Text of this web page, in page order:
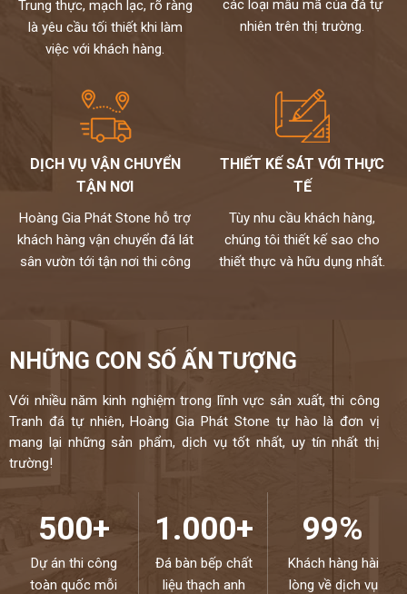
Trung thực, mạch lạc, rõ ràng
là yêu cầu tối thiết khi làm
việc với khách hàng.
các loại mẫu mã của đá tự
nhiên trên thị trường.
DỊCH VỤ VẬN CHUYỂN
TẬN NƠI
Hoàng Gia Phát Stone hỗ trợ
khách hàng vận chuyển đá lát
sân vườn tới tận nơi thi công
THIẾT KẾ SÁT VỚI THỰC
TẾ
Tùy nhu cầu khách hàng,
chúng tôi thiết kế sao cho
thiết thực và hữu dụng nhất.
NHỮNG CON SỐ ẤN TƯỢNG
Với nhiều năm kinh nghiệm trong lĩnh vực sản xuất, thi công
Tranh đá tự nhiên, Hoàng Gia Phát Stone tự hào là đơn vị
mang lại những sản phẩm, dịch vụ tốt nhất, uy tín nhất thị
trường!
500+
Dự án thi công
toàn quốc mỗi
1.000+
Đá bàn bếp chất
liệu thạch anh
99%
Khách hàng hài
lòng về dịch vụ